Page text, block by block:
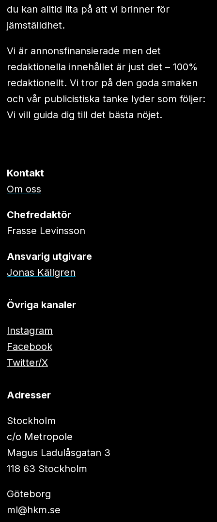
du kan alltid lita på att vi brinner för
jämställdhet.
Vi är annonsfinansierade men det
redaktionella innehållet är just det – 100%
redaktionellt. Vi tror på den goda smaken
och vår publicistiska tanke lyder som följer:
Vi vill guida dig till det bästa nöjet.
Kontakt
Om oss
Chefredaktör
Frasse Levinsson
Ansvarig utgivare
Jonas Källgren
Övriga kanaler
Instagram
Facebook
Twitter/X
Adresser
Stockholm
c/o Metropole
Magus Ladulåsgatan 3
118 63 Stockholm
Göteborg
ml@hkm.se